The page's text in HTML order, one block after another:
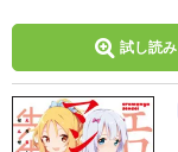
試し読み